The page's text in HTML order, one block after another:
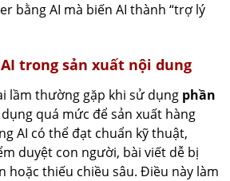
bằng AI mà biến AI thành “trợ lý
trong sản xuất nội dung
lầm thường gặp khi sử dụng phần
quá mức để sản xuất hàng
AI có thể đạt chuẩn kỹ thuật,
duyệt con người, bài viết dễ bị
hoặc thiếu chiều sâu. Điều này làm